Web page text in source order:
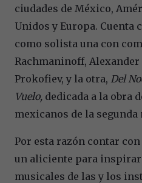
ciudades de México,
Unidos y Europa. Cuenta
como solista una con
Rachmaninoff, Alexander
Prokofiev, y la otra, Del
Vuelo, dedicada a la obra
mexicanos de la
Por esta razón contar
un aliciente para
musicales de las y los